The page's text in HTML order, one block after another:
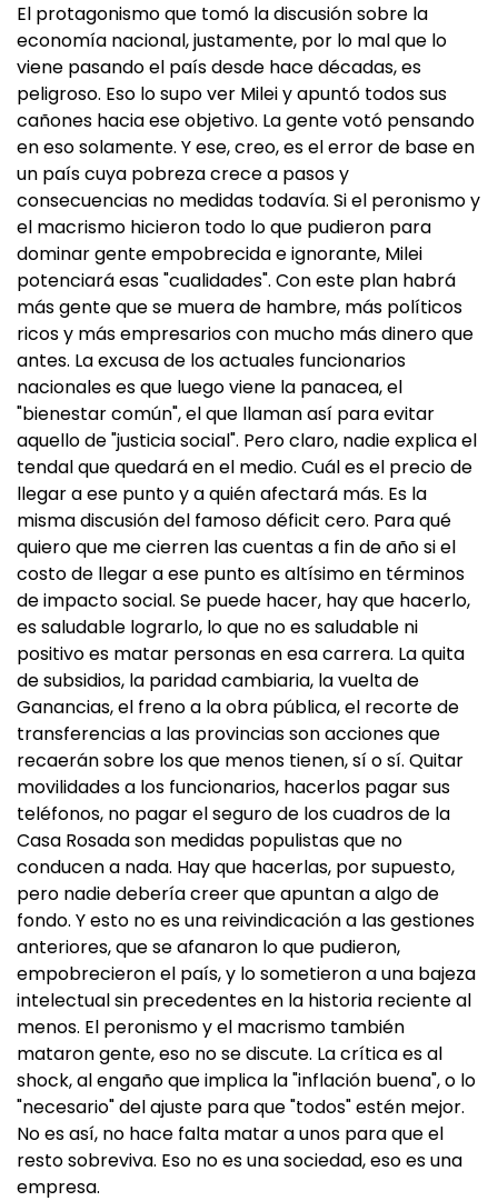
El protagonismo que tomó la discusión sobre la
economía nacional, justamente, por lo mal que lo
viene pasando el país desde hace décadas, es
peligroso. Eso lo supo ver Milei y apuntó todos sus
cañones hacia ese objetivo. La gente votó pensando
en eso solamente. Y ese, creo, es el error de base en
un país cuya pobreza crece a pasos y
consecuencias no medidas todavía. Si el peronismo y
el macrismo hicieron todo lo que pudieron para
dominar gente empobrecida e ignorante, Milei
potenciará esas "cualidades". Con este plan habrá
más gente que se muera de hambre, más políticos
ricos y más empresarios con mucho más dinero que
antes. La excusa de los actuales funcionarios
nacionales es que luego viene la panacea, el
"bienestar común", el que llaman así para evitar
aquello de "justicia social". Pero claro, nadie explica el
tendal que quedará en el medio. Cuál es el precio de
llegar a ese punto y a quién afectará más. Es la
misma discusión del famoso déficit cero. Para qué
quiero que me cierren las cuentas a fin de año si el
costo de llegar a ese punto es altísimo en términos
de impacto social. Se puede hacer, hay que hacerlo,
es saludable lograrlo, lo que no es saludable ni
positivo es matar personas en esa carrera. La quita
de subsidios, la paridad cambiaria, la vuelta de
Ganancias, el freno a la obra pública, el recorte de
transferencias a las provincias son acciones que
recaerán sobre los que menos tienen, sí o sí. Quitar
movilidades a los funcionarios, hacerlos pagar sus
teléfonos, no pagar el seguro de los cuadros de la
Casa Rosada son medidas populistas que no
conducen a nada. Hay que hacerlas, por supuesto,
pero nadie debería creer que apuntan a algo de
fondo. Y esto no es una reivindicación a las gestiones
anteriores, que se afanaron lo que pudieron,
empobrecieron el país, y lo sometieron a una bajeza
intelectual sin precedentes en la historia reciente al
menos. El peronismo y el macrismo también
mataron gente, eso no se discute. La crítica es al
shock, al engaño que implica la "inflación buena", o lo
"necesario" del ajuste para que "todos" estén mejor.
No es así, no hace falta matar a unos para que el
resto sobreviva. Eso no es una sociedad, eso es una
empresa.